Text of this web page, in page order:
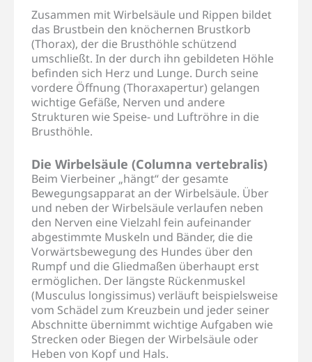
Zusammen mit Wirbelsäule und Rippen bildet
das Brustbein den knöchernen Brustkorb
(Thorax), der die Brusthöhle schützend
umschließt. In der durch ihn gebildeten Höhle
befinden sich Herz und Lunge. Durch seine
vordere Öffnung (Thoraxapertur) gelangen
wichtige Gefäße, Nerven und andere
Strukturen wie Speise- und Luftröhre in die
Brusthöhle.
Die Wirbelsäule (Columna vertebralis)
Beim Vierbeiner „hängt“ der gesamte
Bewegungsapparat an der Wirbelsäule. Über
und neben der Wirbelsäule verlaufen neben
den Nerven eine Vielzahl fein aufeinander
abgestimmte Muskeln und Bänder, die die
Vorwärtsbewegung des Hundes über den
Rumpf und die Gliedmaßen überhaupt erst
ermöglichen. Der längste Rückenmuskel
(Musculus longissimus) verläuft beispielsweise
vom Schädel zum Kreuzbein und jeder seiner
Abschnitte übernimmt wichtige Aufgaben wie
Strecken oder Biegen der Wirbelsäule oder
Heben von Kopf und Hals.